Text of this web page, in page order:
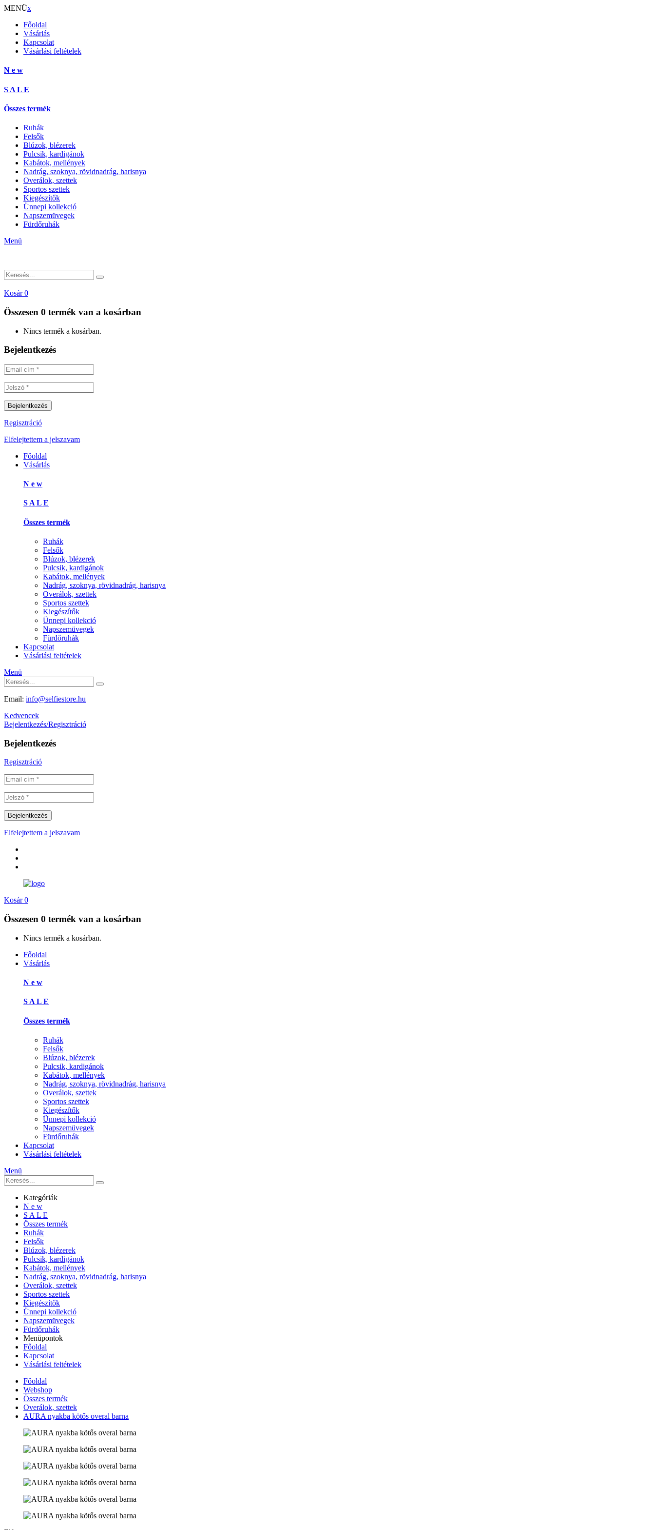
MENÜx
Főoldal
Vásárlás
Kapcsolat
Vásárlási feltételek
N e w
S A L E
Összes termék
Ruhák
Felsők
Blúzok, blézerek
Pulcsik, kardigánok
Kabátok, mellények
Nadrág, szoknya, rövidnadrág, harisnya
Overálok, szettek
Sportos szettek
Kiegészítők
Ünnepi kollekció
Napszemüvegek
Fürdőruhák
Menü
Kosár 0
Összesen 0 termék van a kosárban
Nincs termék a kosárban.
Bejelentkezés
Regisztráció
Elfelejtettem a jelszavam
Főoldal
Vásárlás
N e w
S A L E
Összes termék
Ruhák
Felsők
Blúzok, blézerek
Pulcsik, kardigánok
Kabátok, mellények
Nadrág, szoknya, rövidnadrág, harisnya
Overálok, szettek
Sportos szettek
Kiegészítők
Ünnepi kollekció
Napszemüvegek
Fürdőruhák
Kapcsolat
Vásárlási feltételek
Menü
Email: info@selfiestore.hu
Kedvencek
Bejelentkezés/Regisztráció
Bejelentkezés
Regisztráció
Elfelejtettem a jelszavam
Kosár 0
Összesen 0 termék van a kosárban
Nincs termék a kosárban.
Főoldal
Vásárlás
N e w
S A L E
Összes termék
Ruhák
Felsők
Blúzok, blézerek
Pulcsik, kardigánok
Kabátok, mellények
Nadrág, szoknya, rövidnadrág, harisnya
Overálok, szettek
Sportos szettek
Kiegészítők
Ünnepi kollekció
Napszemüvegek
Fürdőruhák
Kapcsolat
Vásárlási feltételek
Menü
Kategóriák
N e w
S A L E
Összes termék
Ruhák
Felsők
Blúzok, blézerek
Pulcsik, kardigánok
Kabátok, mellények
Nadrág, szoknya, rövidnadrág, harisnya
Overálok, szettek
Sportos szettek
Kiegészítők
Ünnepi kollekció
Napszemüvegek
Fürdőruhák
Menüpontok
Főoldal
Kapcsolat
Vásárlási feltételek
Főoldal
Webshop
Összes termék
Overálok, szettek
AURA nyakba kötős overal barna